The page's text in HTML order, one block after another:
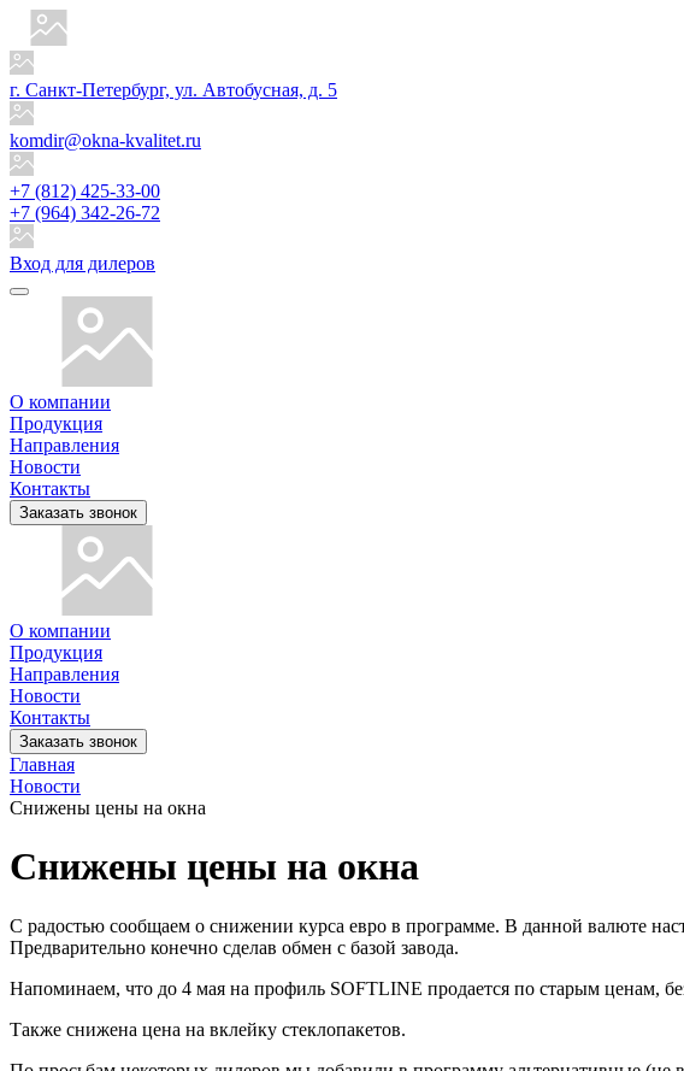
г. Санкт-Петербург, ул. Автобусная, д. 5
komdir@okna-kvalitet.ru
+7 (812) 425-33-00
+7 (964) 342-26-72
Вход для дилеров
О компании
Продукция
Направления
Новости
Контакты
Заказать звонок
О компании
Продукция
Направления
Новости
Контакты
Заказать звонок
Главная
Новости
Снижены цены на окна
Снижены цены на окна
С радостью сообщаем о снижении курса евро в программе. В данной валюте
Предварительно конечно сделав обмен с базой завода.
Напоминаем, что до 4 мая на профиль SOFTLINE продается по старым ценам,
Также снижена цена на вклейку стеклопакетов.